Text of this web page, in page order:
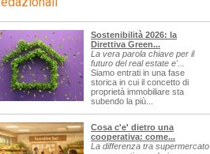
Sostenibilità 2026: la
Direttiva Green...
La vera parola chiave per il
futuro del real estate e'...
Siamo entrati in una fase
storica in cui il concetto di
proprietà immobiliare sta
subendo la più...
Cosa c'e' dietro una
cooperativa: come...
La differenza tra supermercato